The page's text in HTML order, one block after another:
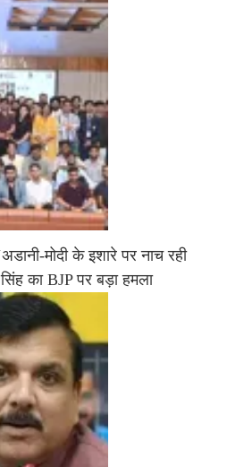
मोदी के इशारे पर नाच रही
का BJP पर बड़ा हमला